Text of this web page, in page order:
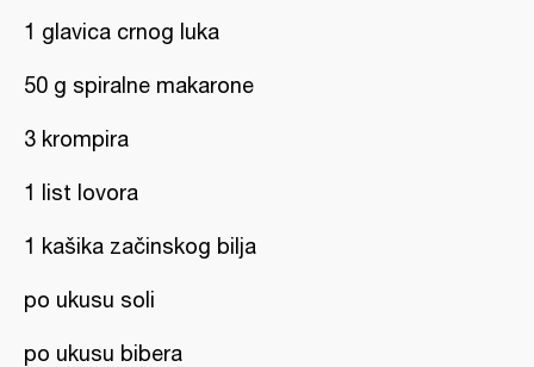
1 glavica crnog luka
50 g spiralne makarone
3 krompira
1 list lovora
1 kašika začinskog bilja
po ukusu soli
po ukusu bibera